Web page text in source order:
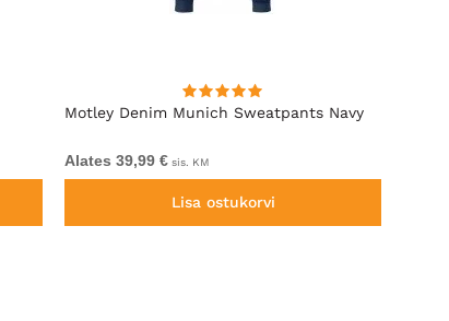
Motley Denim Munich Sweatpants Navy
Alates 39,99 € sis. KM
Lisa ostukorvi